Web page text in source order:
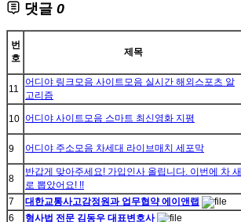
댓글 0
번
호
제목
11
어디야 링크모음 사이트모음 실시간 해외스포츠 알
고리즘
10 어디야 사이트모음 스마트 최신영화 지평
9 어디야 주소모음 차세대 라이브매치 세포막
8
반갑게 맞아주세요! 가입인사 올립니다. 이번에 차 새
로 뽑았어요! !!
7 대한교통사고감정원과 업무협약 에이앤랩
6
형사법 전문 김동우 대표변호사